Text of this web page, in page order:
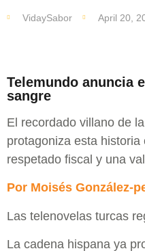
VidaySabor April 20,
Telemundo anuncia
sangre
El recordado villano de
protagoniza esta
respetado fiscal y una
Por Moisés González-
Las telenovelas turcas
La cadena hispana ya